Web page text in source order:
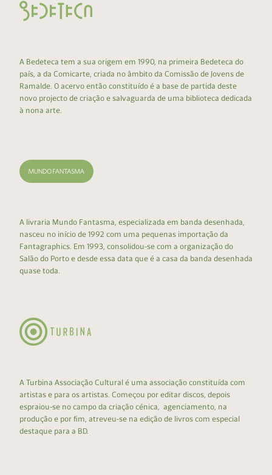
A Bedeteca tem a sua origem em 1990, na primeira Bedeteca do
país, a da Comicarte, criada no âmbito da Comissão de Jovens de
Ramalde. O acervo então constituído é a base de partida deste
novo projecto de criação e salvaguarda de uma biblioteca dedicada
à nona arte.
A livraria Mundo Fantasma, especializada em banda desenhada,
nasceu no início de 1992 com uma pequenas importação da
Fantagraphics. Em 1993, consolidou-se com a organização do
Salão do Porto e desde essa data que é a casa da banda desenhada
quase toda.
A Turbina Associação Cultural é uma associação constituída com
artistas e para os artistas. Começou por editar discos, depois
espraiou-se no campo da criação cénica, agenciamento, na
produção e por fim, atreveu-se na edição de livros com especial
destaque para a BD.